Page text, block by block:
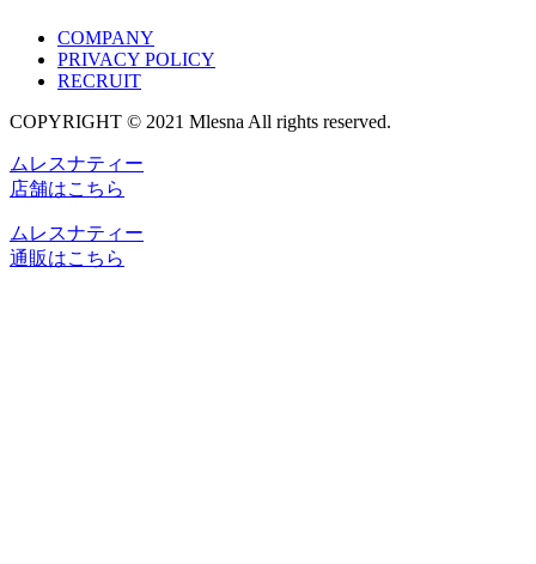
COMPANY
PRIVACY POLICY
RECRUIT
COPYRIGHT © 2021 Mlesna All rights reserved.
ムレスナティー
店舗はこちら
ムレスナティー
通販はこちら